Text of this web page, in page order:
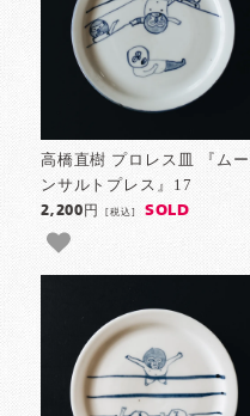
高橋直樹 プロレス皿 『ムー
ンサルトプレス』17
2,200円[税込] SOLD